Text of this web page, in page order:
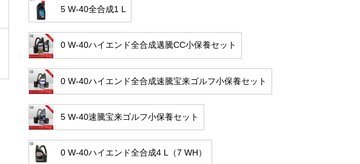
5 W-40全合成1 L
0 W-40ハイエンド全合成邁騰CC小保養セット
0 W-40ハイエンド全合成速騰宝来ゴルフ小保養セット
5 W-40速騰宝来ゴルフ小保養セット
0 W-40ハイエンド全合成4 L（7 WH）